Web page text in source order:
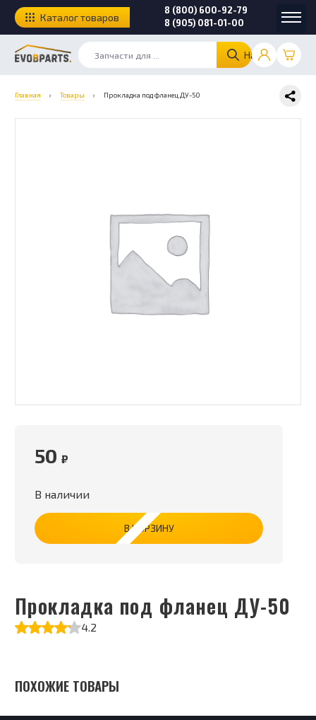
Найти
8 (800) 600-92-79
8 (905) 081-01-00
Каталог товаров
Главная › Товары › Прокладка под фланец ДУ-50
Прокладка под фланец ДУ-50
4.2
50 ₽
В наличии
В КОРЗИНУ
ПОХОЖИЕ ТОВАРЫ